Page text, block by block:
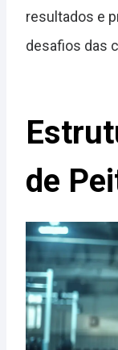
resultados e
desafios das
de